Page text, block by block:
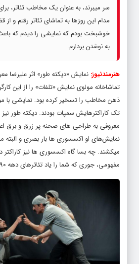
سر میبرند، به عنوان یک مخاطب تئاتر،
مدام این روزها به تماشای تئاتر رفتم و از
خوشبخت بودم که نمایشی را دیدم که
به نوشتن بردارم.
هنرمندنیوز: نمایش «دیکته طور» اثر علیرضا
تماشاخانه مولوی نمایش «تلفات» را از این
ذهن مخاطب را تسخیر کرده بود. نمایشی
تک کاراکترهایش سمپات بودند. دیکته طور نیز
معروفی به طراحی های صحنه پر زرق و برق
نمایش‌های او اکسسوری ها بار بصری و البته
میکشند. چه بسا گاه اکسسوری ها نیز
مفهومی، جوری که شما را یاد تئاترهای دهه ۹۰ اروپای شرقی میاندازد.